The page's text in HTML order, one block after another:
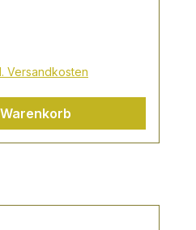
Versandkosten